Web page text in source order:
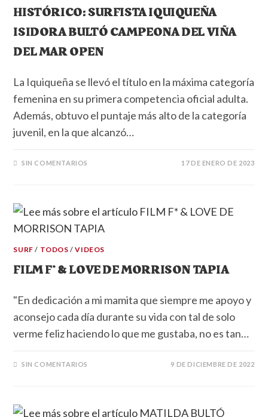
HISTÓRICO: SURFISTA IQUIQUEÑA
ISIDORA BULTÓ CAMPEONA DEL VIÑA
DEL MAR OPEN
La Iquiqueña se llevó el título en la máxima categoría
femenina en su primera competencia oficial adulta.
Además, obtuvo el puntaje más alto de la categoría
juvenil, en la que alcanzó…
SIN COMENTARIOS 17 DE ENERO DE 2023
SURF / TODOS /VIDEOS
FILM F* & LOVE DE MORRISON TAPIA
"En dedicación a mi mamita que siempre me apoyo y
aconsejo cada día durante su vida con tal de solo
verme feliz haciendo lo que me gustaba, no es tan…
SIN COMENTARIOS 9 DE DICIEMBRE DE 2022